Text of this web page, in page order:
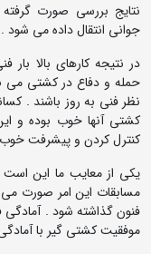
نتایج بررسی صورت
جوانی انتقال داده می شود .
در نتیجه کارهای بالا
حمله و دفاع در کشتی می
نظر فنی به روز باشند .
کشتی آنها خوب بوده و
کنترل کردن و پیشرفت
یکی از معایب ما این
مسابقات این امر صورت
فنون گذاشته شود .
موفقیت کشتی گیر با